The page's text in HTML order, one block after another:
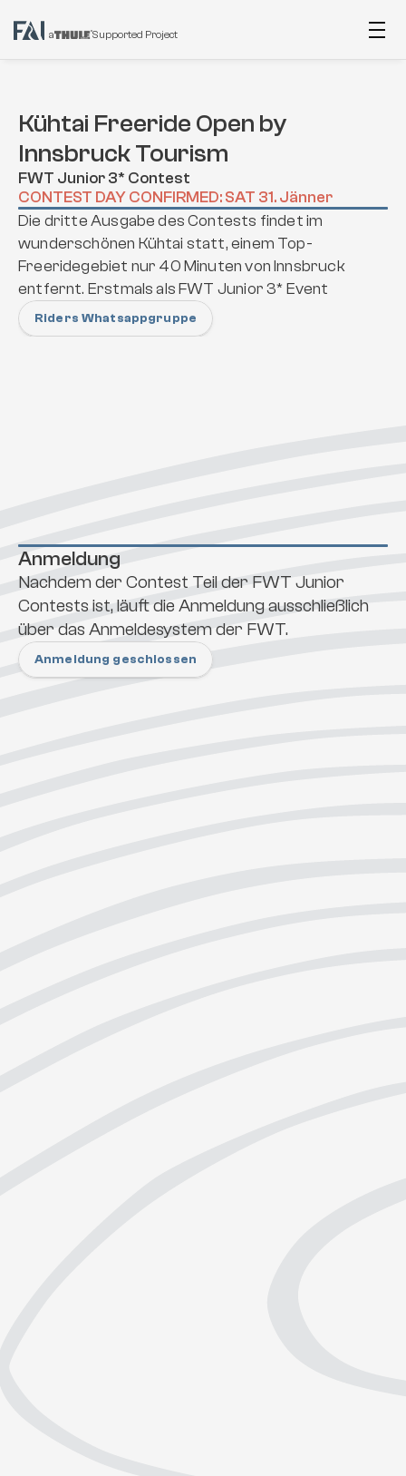
a Supported Project
Kühtai Freeride Open by
Innsbruck Tourism
FWT Junior 3* Contest
CONTEST DAY CONFIRMED: SAT 31. Jänner
Die dritte Ausgabe des Contests findet im
wunderschönen Kühtai statt, einem Top-
Freeridegebiet nur 40 Minuten von Innsbruck
entfernt. Erstmals als FWT Junior 3* Event
Riders Whatsappgruppe
Anmeldung
Nachdem der Contest Teil der FWT Junior
Contests ist, läuft die Anmeldung ausschließlich
über das Anmeldesystem der FWT.
Anmeldung geschlossen